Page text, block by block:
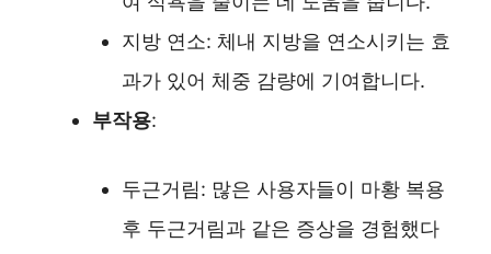
지방 연소: 체내 지방을 연소시키는 효
과가 있어 체중 감량에 기여합니다.
부작용:
두근거림: 많은 사용자들이 마황 복용
후 두근거림과 같은 증상을 경험했다